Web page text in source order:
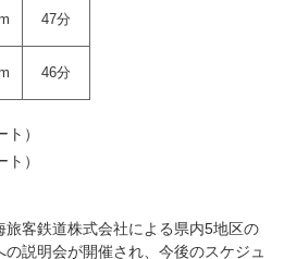
47分
46分
）
）
旅客鉄道株式会社による県内5地区の
説明会が開催され、今後のスケジュ